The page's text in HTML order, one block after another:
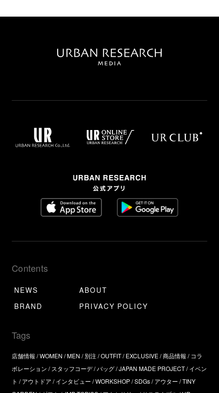
Contents
NEWS
ABOUT
BRAND
PRIVACY POLICY
Tags
店舗情報 WOMEN MEN 別注 OUTFIT EXCLUSIVE 商品情報
コラ
ボレーション
スタッフコーデ バッグ JAPAN MADE PROJECT イベン
ト
アウトドア インタビュー WORKSHOP SDGs アウター TINY